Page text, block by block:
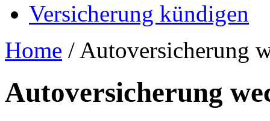
Versicherung kündigen
Home / Autoversicherung
Autoversicherung